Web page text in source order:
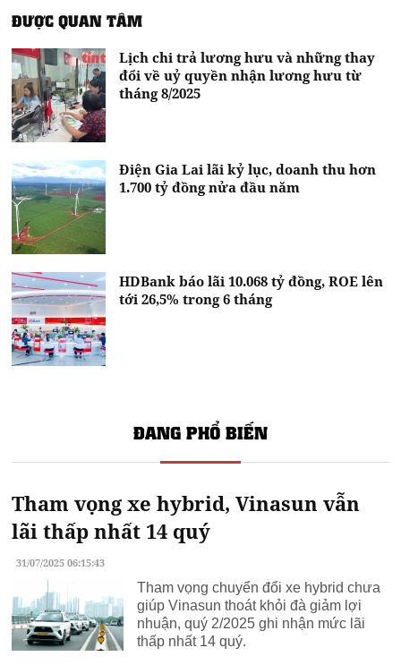
ĐƯỢC QUAN TÂM
Lịch chi trả lương hưu và những thay
đổi về uỷ quyền nhận lương hưu từ
tháng 8/2025
Điện Gia Lai lãi kỷ lục, doanh thu hơn
1.700 tỷ đồng nửa đầu năm
HDBank báo lãi 10.068 tỷ đồng, ROE lên
tới 26,5% trong 6 tháng
ĐANG PHỔ BIẾN
Tham vọng xe hybrid, Vinasun vẫn
lãi thấp nhất 14 quý
31/07/2025 06:15:43
Tham vọng chuyển đổi xe hybrid chưa
giúp Vinasun thoát khỏi đà giảm lợi
nhuận, quý 2/2025 ghi nhận mức lãi
thấp nhất 14 quý.